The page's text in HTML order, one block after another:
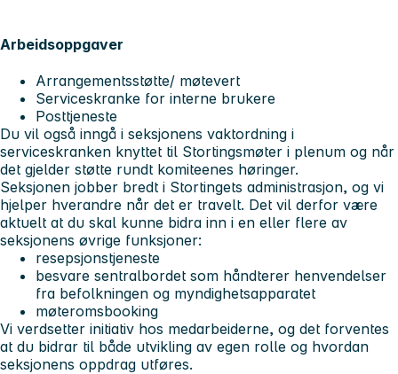
Arbeidsoppgaver
Arrangementsstøtte/ møtevert
Serviceskranke for interne brukere
Posttjeneste
Du vil også inngå i seksjonens vaktordning i
serviceskranken knyttet til Stortingsmøter i plenum og når
det gjelder støtte rundt komiteenes høringer.
Seksjonen jobber bredt i Stortingets administrasjon, og vi
hjelper hverandre når det er travelt. Det vil derfor være
aktuelt at du skal kunne bidra inn i en eller flere av
seksjonens øvrige funksjoner:
resepsjonstjeneste
besvare sentralbordet som håndterer henvendelser
fra befolkningen og myndighetsapparatet
møteromsbooking
Vi verdsetter initiativ hos medarbeiderne, og det forventes
at du bidrar til både utvikling av egen rolle og hvordan
seksjonens oppdrag utføres.